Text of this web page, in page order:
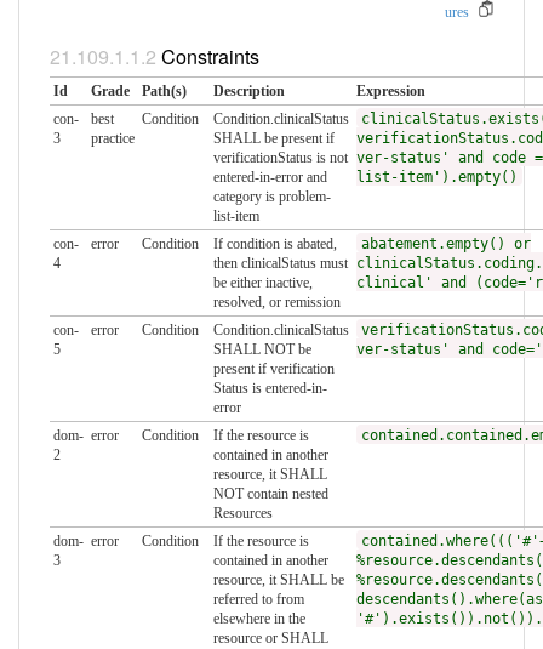
ures
Constraints
Id Grade Path(s) Description
Expression
con-
3
best
practice
Condition
Condition.clinicalStatus
SHALL be present if
verificationStatus is not
entered-in-error and
category is problem-
list-item
ver-status' and code
list-item').empty()
con-
4
error Condition
If condition is abated,
then clinicalStatus must
be either inactive,
resolved, or remission
abatement.empty() or
clinical' and
con-
5
error Condition
Condition.clinicalStatus
SHALL NOT be
present if verification
Status is entered-in-
error
ver-status' and
dom-
2
error Condition
If the resource is
contained in another
resource, it SHALL
NOT contain nested
Resources
dom-
3
error Condition
If the resource is
contained in another
resource, it SHALL be
referred to from
elsewhere in the
resource or SHALL